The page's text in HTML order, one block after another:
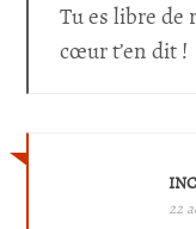
Tu es libre de
cœur t’en dit !
22